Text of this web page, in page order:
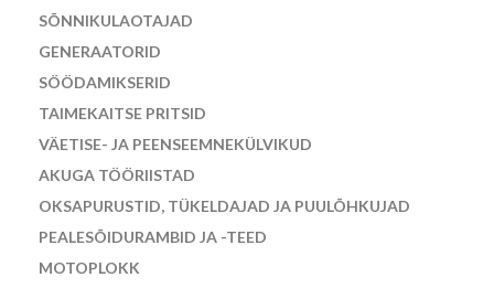
SÕNNIKULAOTAJAD
GENERAATORID
SÖÖDAMIKSERID
TAIMEKAITSE PRITSID
VÄETISE- JA PEENSEEMNEKÜLVIKUD
AKUGA TÖÖRIISTAD
OKSAPURUSTID, TÜKELDAJAD JA PUULÕHKUJAD
PEALESÕIDURAMBID JA -TEED
MOTOPLOKK